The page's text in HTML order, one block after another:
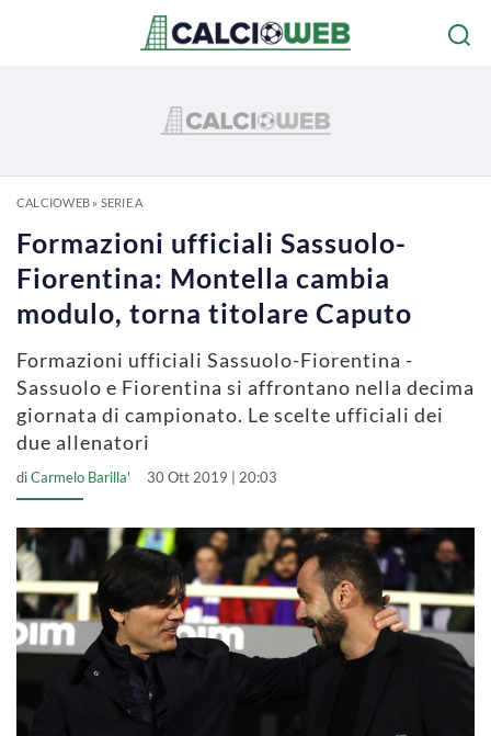
CALCIOWEB» SERIE A
Formazioni ufficiali Sassuolo-
Fiorentina: Montella cambia
modulo, torna titolare Caputo
Formazioni ufficiali Sassuolo-Fiorentina -
Sassuolo e Fiorentina si affrontano nella decima
giornata di campionato. Le scelte ufficiali dei
due allenatori
diCarmelo Barilla' 30 Ott 2019 | 20:03